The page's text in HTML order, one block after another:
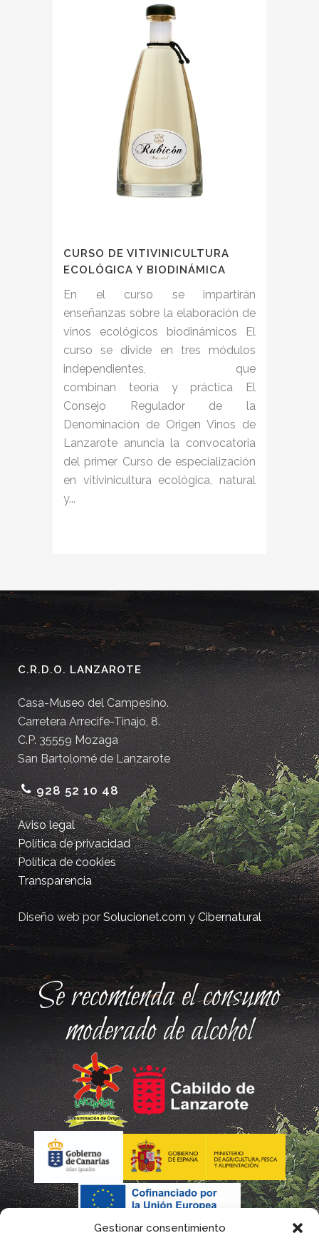
Gestionar consentimiento
CURSO DE VITIVINICULTURA
ECOLÓGICA Y BIODINÁMICA
En el curso se impartirán
enseñanzas sobre la elaboración de
vinos ecológicos biodinámicos El
curso se divide en tres módulos
independientes, que
combinan teoría y práctica El
Consejo Regulador de la
Denominación de Origen Vinos de
Lanzarote anuncia la convocatoria
del primer Curso de especialización
en vitivinicultura ecológica, natural
y...
C.R.D.O. LANZAROTE
Casa-Museo del Campesino.
Carretera Arrecife-Tinajo, 8.
C.P. 35559 Mozaga
San Bartolomé de Lanzarote
928 52 10 48
Aviso legal
Política de privacidad
Política de cookies
Transparencia
Diseño web porSolucionet.comyCibernatural
Se recomienda el consumo
moderado de alcohol